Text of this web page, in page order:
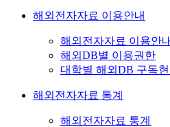
해외전자자료 이용안내
해외전자자료 이용안내
해외DB별 이용권한
대학별 해외DB 구독
해외전자자료 통계
해외전자자료 통계